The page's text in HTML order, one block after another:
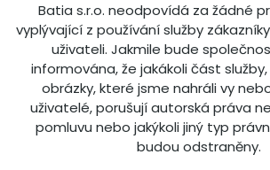
Batia s.r.o. neodpovídá za žádné
vyplývající z používání služby
uživateli. Jakmile bude
informována, že jakákoli část
obrázky, které jsme nahráli vy
uživatelé, porušují autorská práva
pomluvu nebo jakýkoli jiný typ
budou odstraněny.